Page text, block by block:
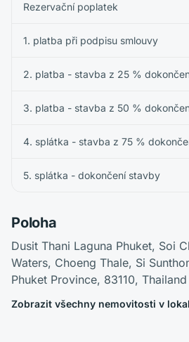
Rezervační poplatek
1. platba při podpisu smlouvy
2. platba - stavba z 25 %
3. platba - stavba z 50 %
4. splátka - stavba z 75 %
5. splátka - dokončení stavby
Poloha
Dusit Thani Laguna Phuket, Soi
Waters, Choeng Thale, Si
Phuket Province, 83110, Thailand
Zobrazit všechny nemovitosti v